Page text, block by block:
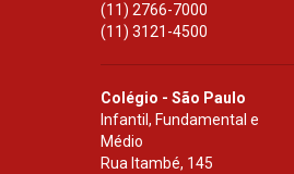
(11) 2766-7000
(11) 3121-4500
Colégio - São Paulo
Infantil, Fundamental e
Médio
Rua Itambé, 145